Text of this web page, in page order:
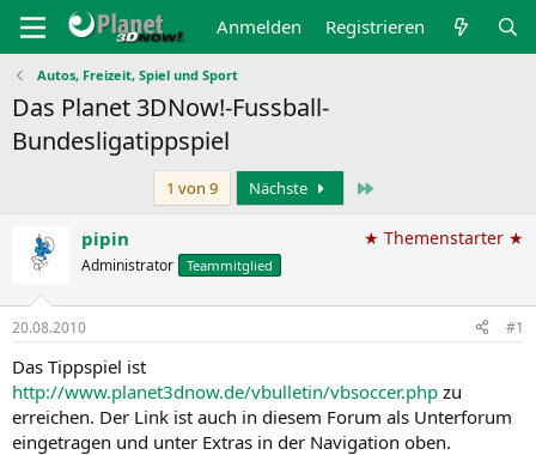
Anmelden Registrieren
Autos, Freizeit, Spiel und Sport
Das Planet 3DNow!-Fussball-
Bundesligatippspiel
1 von 9 Nächste
pipin
Administrator Teammitglied
★ Themenstarter ★
20.08.2010 #1
Das Tippspiel ist
http://www.planet3dnow.de/vbulletin/vbsoccer.php zu
erreichen. Der Link ist auch in diesem Forum als Unterforum
eingetragen und unter Extras in der Navigation oben.